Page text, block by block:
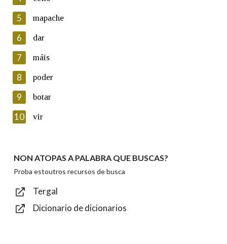
Lin e acepto as condicións da política de
Introduce o código que aparece na imaxe:
Texto de verificación
Enviar
5 mapache
6 dar
7 máis
8 poder
9 botar
10 vir
NON ATOPAS A PALABRA QUE BUSCAS?
Proba estoutros recursos de busca
Tergal
Dicionario de dicionarios